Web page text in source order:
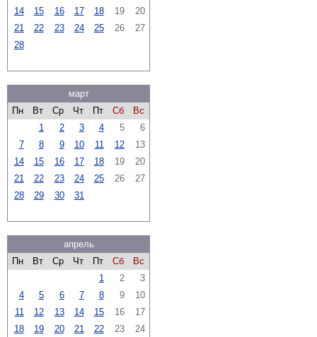
14
15 16 17 18 19
20
21
22 23 24 25 26
27
28
март
Пн
Вт Ср Чт Пт Сб
Вс
1
2 3 4 5
6
7
8 9 10 11 12
13
14
15 16 17 18 19
20
21
22 23 24 25 26
27
28
29 30 31
апрель
Пн
Вт Ср Чт Пт Сб
Вс
1
2
3
4
5 6 7 8 9
10
11
12 13 14 15 16
17
18
19 20 21 22 23 24